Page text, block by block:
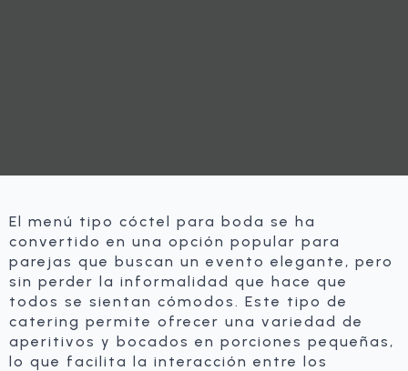
El menú tipo cóctel para boda se ha
convertido en una opción popular para
parejas que buscan un evento elegante, pero
sin perder la informalidad que hace que
todos se sientan cómodos. Este tipo de
catering permite ofrecer una variedad de
aperitivos y bocados en porciones pequeñas,
lo que facilita la interacción entre los